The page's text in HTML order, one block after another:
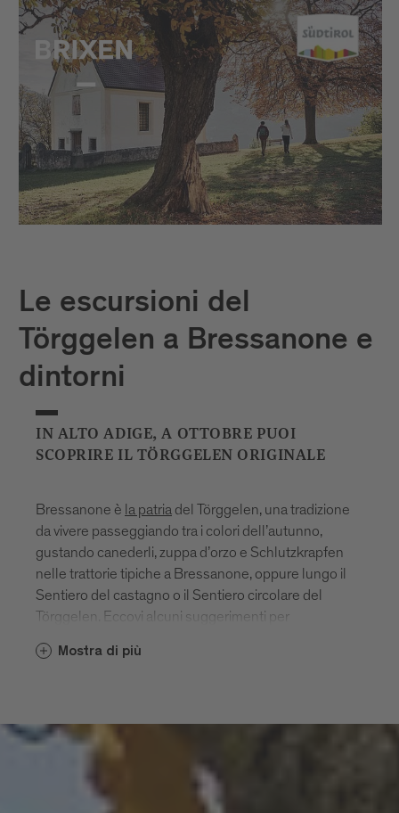
Le escursioni del
Törggelen a Bressanone e
dintorni
IN ALTO ADIGE, A OTTOBRE PUOI
SCOPRIRE IL TÖRGGELEN ORIGINALE
Bressanone è la patria del Törggelen, una tradizione
da vivere passeggiando tra i colori dell’autunno,
gustando canederli, zuppa d’orzo e Schlutzkrapfen
nelle trattorie tipiche a Bressanone, oppure lungo il
Sentiero del castagno o il Sentiero circolare del
Törggelen. Eccovi alcuni suggerimenti per
Mostra di più